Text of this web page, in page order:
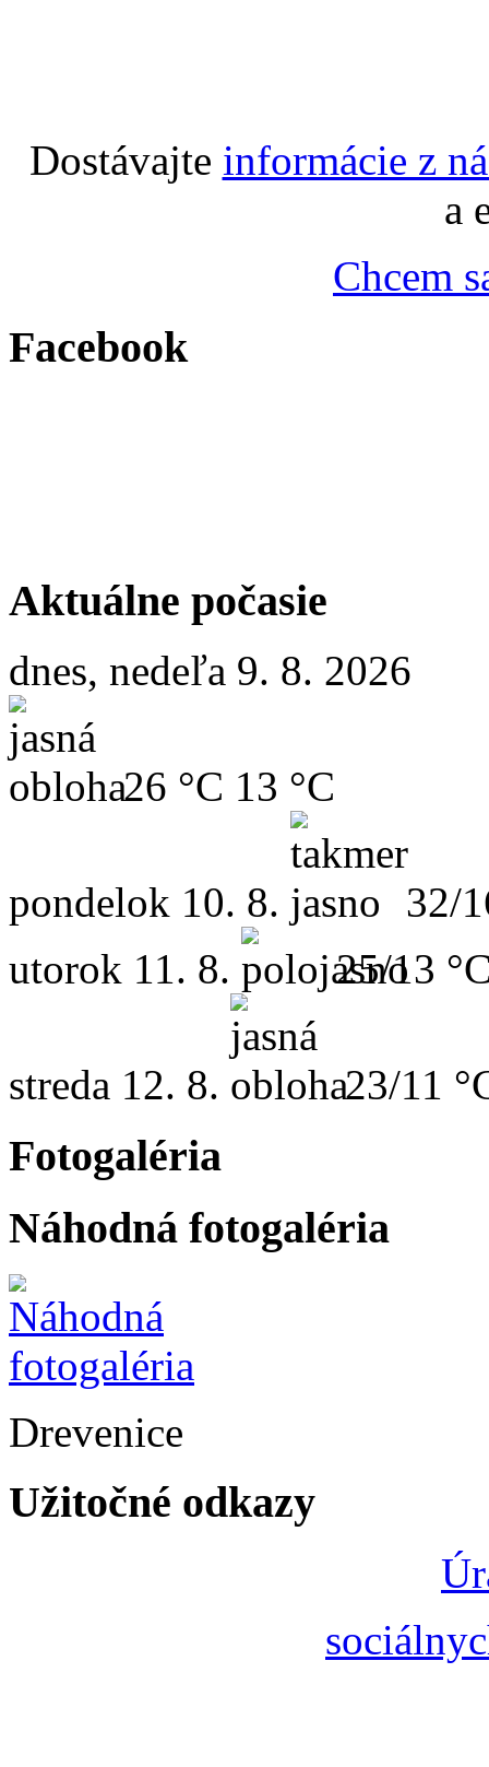
Dostávajte informácie z
a
Chcem
Facebook
Aktuálne počasie
dnes, nedeľa 9. 8. 2026
26 °C 13 °C
pondelok 10. 8.
32/
utorok 11. 8. 25/13
streda 12. 8. 23/11
Fotogaléria
Náhodná fotogaléria
Drevenice
Užitočné odkazy